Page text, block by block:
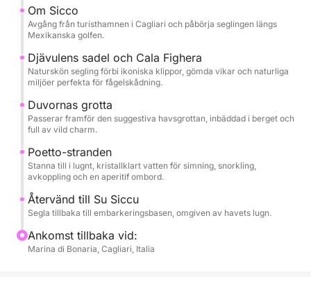
symboler, Djävulens Sadel, och erbjuder ett unikt
perspektiv på dess klippor och historien som omger
dem. Katamaranen fortsätter längs kusten och
passerar Cala Fighera och den suggestiva Grotta dei
Colombi, vilda och orörda platser som är idealiska
för fotografering och naturälskare. Klipporna är hem
för många arter av sjöfåglar, vilket gör turen till en
speciell möjlighet för dig som tycker om att
Om vädret tillåter kommer seglen att hissas för att
njuta av den rena njutningen av långsam, tyst
segling. Med lite tur kan du få syn på delfiner längs
magiska ögonblick.
Om Sicco
Avgång från turisthamnen i Cagliari och påbörja seglingen längs
Mexikanska golfen.
Djävulens sadel och Cala Fighera
Naturskön segling förbi ikoniska klippor, gömda vikar och naturliga
miljöer perfekta för fågelskådning.
Duvornas grotta
Passerar framför den suggestiva havsgrottan, inbäddad i berget och
full av vild charm.
Poetto-stranden
Stanna till i lugnt, kristallklart vatten för simning, snorkling,
avkoppling och en aperitif ombord.
Återvänd till Su Siccu
Segla tillbaka till embarkeringsbasen, omgiven av havets lugn.
Ankomst tillbaka vid:
Marina di Bonaria, Cagliari, Italia